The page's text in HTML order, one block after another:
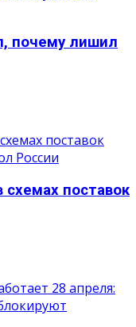
почему лишил
схемах поставок